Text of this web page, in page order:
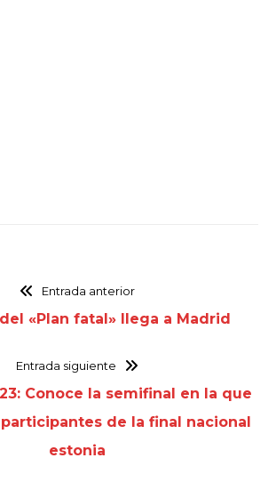
Entrada anterior
«Plan fatal» llega a Madrid
Entrada siguiente
Conoce la semifinal en la que
de la final nacional
estonia